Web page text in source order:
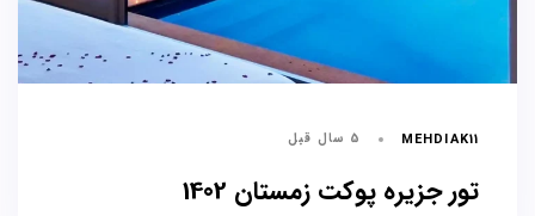
MEHDIAK11 5 سال قبل
تور جزیره پوکت زمستان 1402